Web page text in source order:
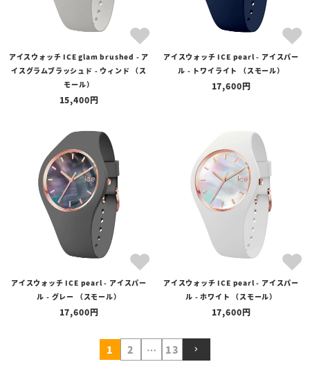
アイスウォッチ ICE glam brushed - ア
イスグラムブラッシュド - ウィンド （ス
モール）
15,400
アイスウォッチ ICE pearl - アイスパー
ル - トワイライト （スモール）
17,600
アイスウォッチ ICE pearl - アイスパー
ル - グレー （スモール）
17,600
アイスウォッチ ICE pearl - アイスパー
ル - ホワイト （スモール）
17,600
1 2 … 13